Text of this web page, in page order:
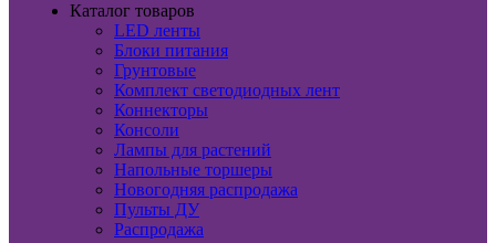
Каталог товаров
LED ленты
Блоки питания
Грунтовые
Комплект светодиодных лент
Коннекторы
Консоли
Лампы для растений
Напольные торшеры
Новогодняя распродажа
Пульты ДУ
Распродажа